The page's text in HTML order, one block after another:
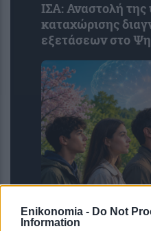
Enikonomia - Do Not
Information
ΙΣΑ: Αναστολή
καταχώρισης
εξετάσεων στο
Σε ποια ηλικία ο
καλύτερά του; Η